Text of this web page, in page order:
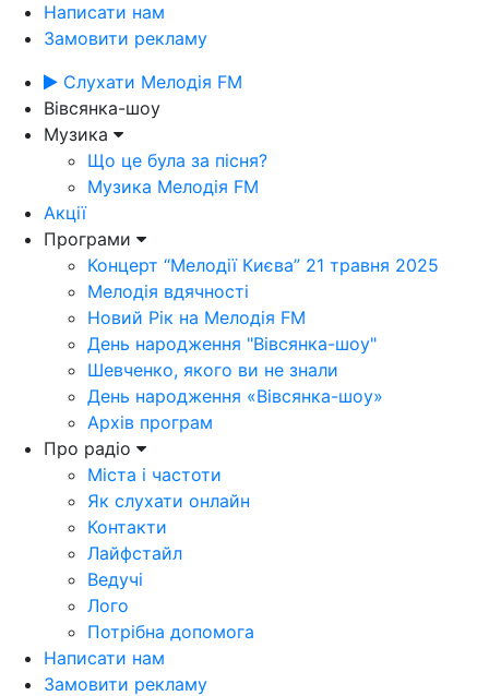
Написати нам
Замовити рекламу
Слухати Мелодія FM
Вівсянка-шоу
Музика
Що це була за пісня?
Музика Мелодія FM
Акції
Програми
Концерт “Мелодії Києва” 21 травня 2025
Мелодія вдячності
Новий Рік на Мелодія FM
День народження "Вівсянка-шоу"
Шевченко, якого ви не знали
День народження «Вівсянка-шоу»
Архів програм
Про радіо
Міста і частоти
Як слухати онлайн
Контакти
Лайфстайл
Ведучі
Лого
Потрібна допомога
Написати нам
Замовити рекламу